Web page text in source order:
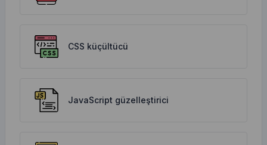
CSS küçültücü
JavaScript güzelleştirici